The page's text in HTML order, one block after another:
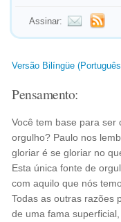
Assinar:
Versão Bilíngüe
Pensamento:
Você tem base para ser
orgulho? Paulo nos
gloriar é se gloriar no
Esta única fonte de
com aquilo que nós
Todas as outras razões
de uma fama